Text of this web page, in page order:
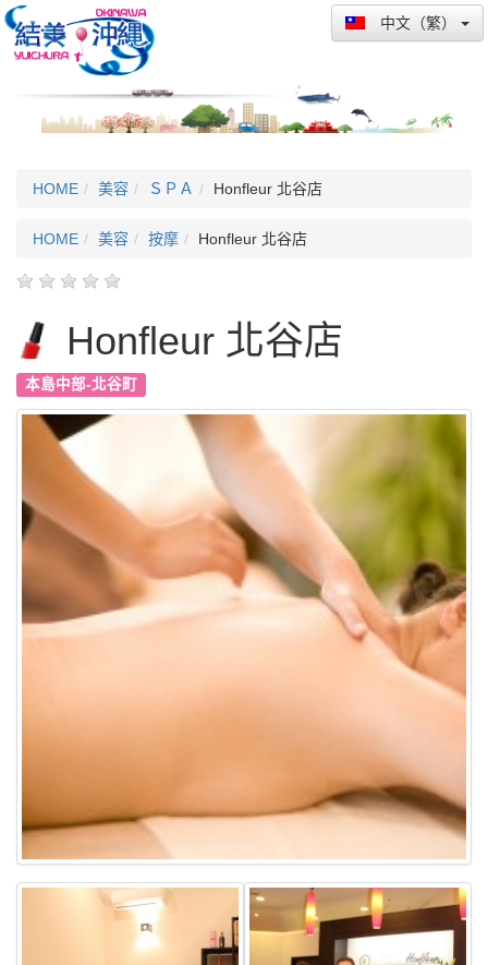
中文（繁）
HOME 美容 ＳＰＡ Honfleur 北谷店
HOME 美容 按摩 Honfleur 北谷店
Honfleur 北谷店
本島中部-北谷町